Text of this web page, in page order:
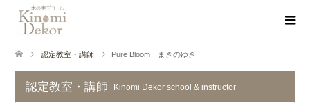
認定教室・講師 Pure Bloom まきのゆき
認定教室・講師 Kinomi Dekor school & instructor